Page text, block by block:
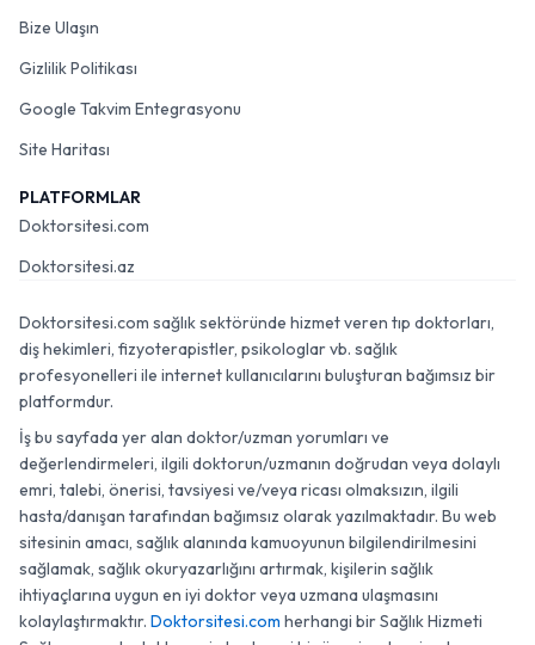
Bize Ulaşın
Gizlilik Politikası
Google Takvim Entegrasyonu
Site Haritası
PLATFORMLAR
Doktorsitesi.com
Doktorsitesi.az
Doktorsitesi.com sağlık sektöründe hizmet veren tıp doktorları,
diş hekimleri, fizyoterapistler, psikologlar vb. sağlık
profesyonelleri ile internet kullanıcılarını buluşturan bağımsız bir
platformdur.
İş bu sayfada yer alan doktor/uzman yorumları ve
değerlendirmeleri, ilgili doktorun/uzmanın doğrudan veya dolaylı
emri, talebi, önerisi, tavsiyesi ve/veya ricası olmaksızın, ilgili
hasta/danışan tarafından bağımsız olarak yazılmaktadır. Bu web
sitesinin amacı, sağlık alanında kamuoyunun bilgilendirilmesini
sağlamak, sağlık okuryazarlığını artırmak, kişilerin sağlık
ihtiyaçlarına uygun en iyi doktor veya uzmana ulaşmasını
kolaylaştırmaktır. Doktorsitesi.com herhangi bir Sağlık Hizmeti